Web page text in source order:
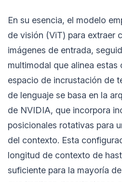
En su esencia, el modelo
de visión (ViT) para extraer
imágenes de entrada,
multimodal que alinea
espacio de incrustación de
de lenguaje se basa en la
de NVIDIA, que incorpora
posicionales rotativas para
del contexto. Esta
longitud de contexto de
suficiente para la mayoría